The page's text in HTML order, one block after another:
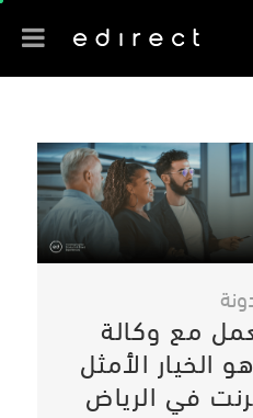
مع وكالة
الأمثل
في الرياض